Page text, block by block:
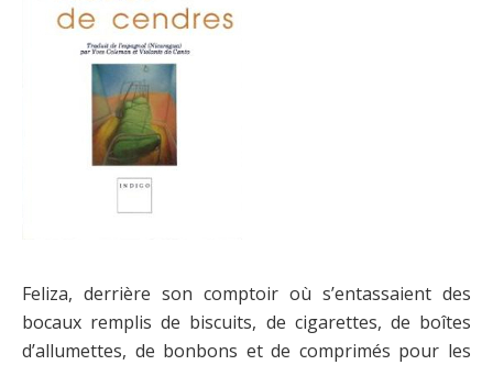
Feliza, derrière son comptoir où s’entassaient des
bocaux remplis de biscuits, de cigarettes, de boîtes
d’allumettes, de bonbons et de comprimés pour les